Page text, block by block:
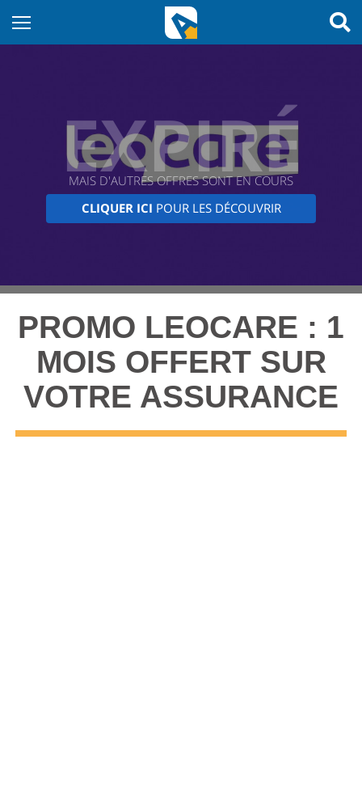
EXPIRÉ
MAIS D'AUTRES OFFRES SONT EN COURS
CLIQUER ICI POUR LES DÉCOUVRIR
PROMO LEOCARE : 1
MOIS OFFERT SUR
VOTRE ASSURANCE